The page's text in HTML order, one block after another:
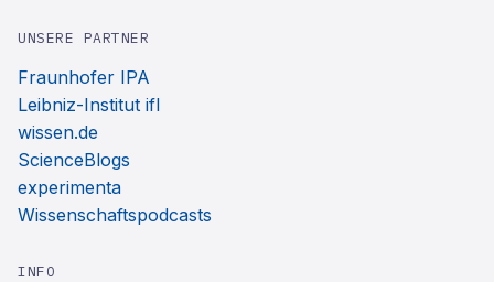
UNSERE PARTNER
Fraunhofer IPA
Leibniz-Institut ifl
wissen.de
ScienceBlogs
experimenta
Wissenschaftspodcasts
INFO